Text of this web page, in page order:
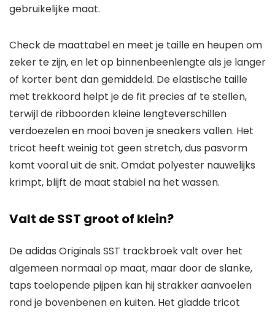
gebruikelijke maat.
Check de maattabel en meet je taille en heupen om
zeker te zijn, en let op binnenbeenlengte als je langer
of korter bent dan gemiddeld. De elastische taille
met trekkoord helpt je de fit precies af te stellen,
terwijl de ribboorden kleine lengteverschillen
verdoezelen en mooi boven je sneakers vallen. Het
tricot heeft weinig tot geen stretch, dus pasvorm
komt vooral uit de snit. Omdat polyester nauwelijks
krimpt, blijft de maat stabiel na het wassen.
Valt de SST groot of klein?
De adidas Originals SST trackbroek valt over het
algemeen normaal op maat, maar door de slanke,
taps toelopende pijpen kan hij strakker aanvoelen
rond je bovenbenen en kuiten. Het gladde tricot